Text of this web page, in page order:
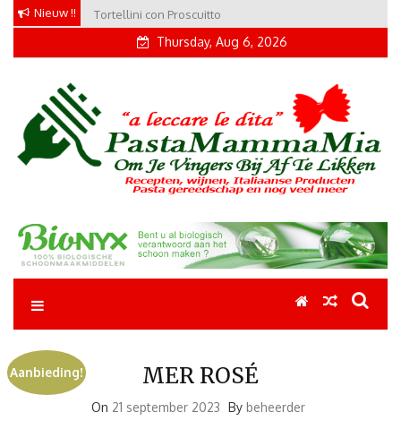
Skip
content
Nieuw !! Tortellini con Proscuitto
Thursday, Aug 6, 2026
Pastamammamia
Pastarecepten om je vingers bij af te likken
MER ROSÉ
On 21 september 2023 By beheerder
Aanbieding!